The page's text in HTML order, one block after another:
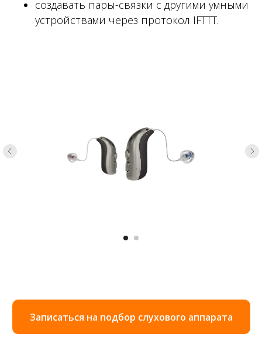
создавать пары-связки с другими умными
устройствами через протокол IFTTT.
Записаться на подбор слухового аппарата